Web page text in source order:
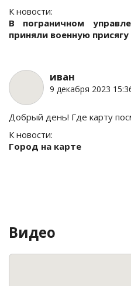
К новости:
В пограничном
приняли военную присягу
иван
9 декабря 2023
Добрый день! Где карту
К новости:
Город на карте
Видео